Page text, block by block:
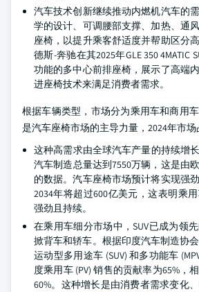
汽车技术创新继续推动内燃机汽车的
学的设计、可调腰部支撑、加热、通
座椅，以提升乘客舒适度并帮助区分
德斯-奔驰在其2025年GLE 350 4MATIC
功能的多中心前排座椅，展示了高端
进座椅技术来满足消费者需求。
根据车辆类型，市场分为乘用车和商用
是汽车座椅市场的主导力量，2024年市场
这种高需求由全球汽车产量的持续增
汽车制造总量达到7550万辆，这是由
的数据。汽车座椅市场预计将实现强
2034年将超过600亿美元，这表明乘
强劲且持续。
在乘用车细分市场中，SUV已成为领
掀背车和轿车。根据印度汽车制造协会
运动型多用途车 (SUV) 和多功能车
度乘用车 (PV) 销售的贡献率为65%，
60%。这种增长是由消费者需求变化